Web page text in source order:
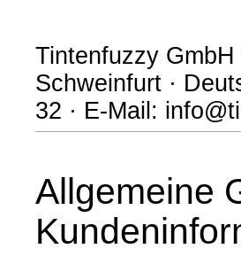
Tintenfuzzy
Schweinfurt ·
32 · E-Mail:
Allgemeine